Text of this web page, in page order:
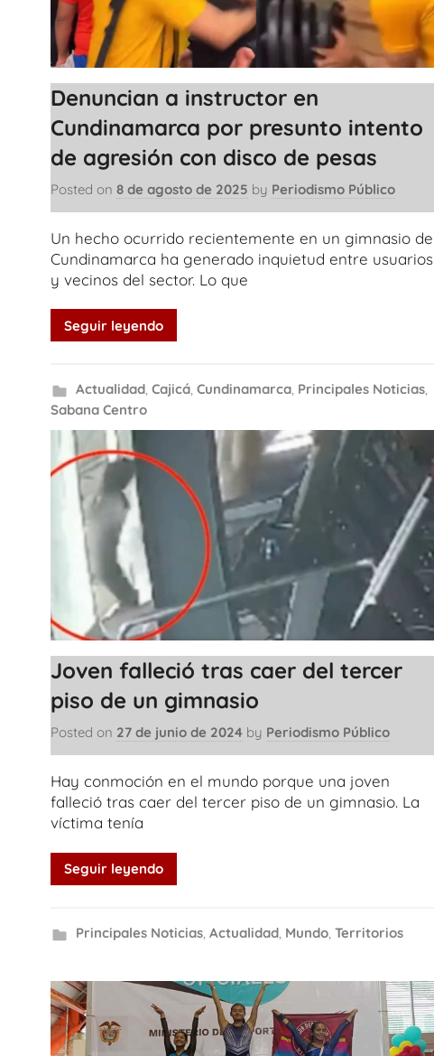
Denuncian a instructor en
Cundinamarca por presunto intento
de agresión con disco de pesas
Posted on 8 de agosto de 2025 by Periodismo Público
Un hecho ocurrido recientemente en un gimnasio de
Cundinamarca ha generado inquietud entre usuarios
y vecinos del sector. Lo que
Seguir leyendo
Actualidad, Cajicá, Cundinamarca, Principales Noticias,
Sabana Centro
Joven falleció tras caer del tercer
piso de un gimnasio
Posted on 27 de junio de 2024 by Periodismo Público
Hay conmoción en el mundo porque una joven
falleció tras caer del tercer piso de un gimnasio. La
víctima tenía
Seguir leyendo
Principales Noticias, Actualidad, Mundo, Territorios